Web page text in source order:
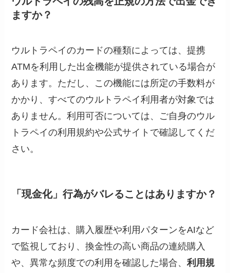
ますか？
ウルトラペイのカードの種類によっては、提携
ATMを利用した出金機能が提供されている場合が
あります。ただし、この機能には所定の手数料が
かかり、すべてのウルトラペイ利用者が対象では
ありません。利用可否については、ご自身のウル
トラペイの利用規約や公式サイトで確認してくだ
さい。
「現金化」行為がバレることはありますか？
カード会社は、購入履歴や利用パターンをAIなど
で監視しており、換金性の高い商品の連続購入
や、異常な頻度での利用を確認した場合、利用規